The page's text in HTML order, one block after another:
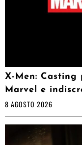
X-Men: Casting
Marvel e
8 AGOSTO 2026